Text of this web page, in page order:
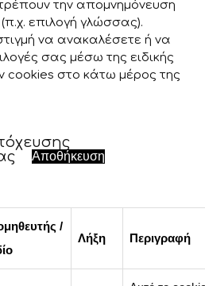
την απομνημόνευση
επιλογή γλώσσας).
να ανακαλέσετε ή να
σας μέσω της ειδικής
cookies στο κάτω μέρος της
Αποθήκευση
/
Λήξη Περιγραφή